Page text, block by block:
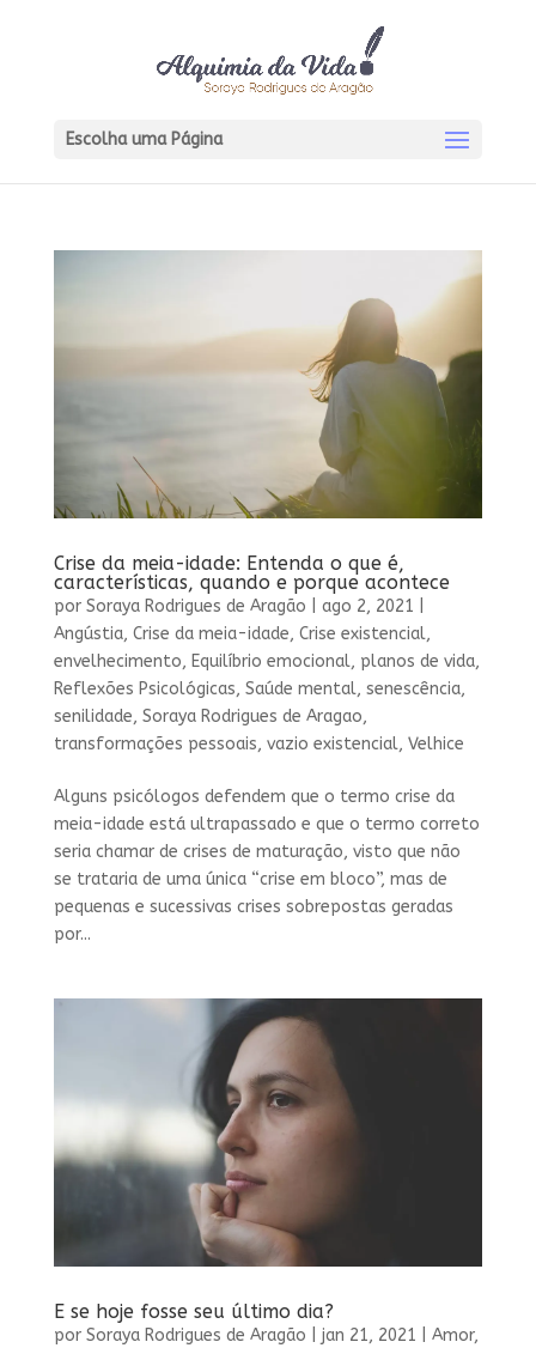
Escolha uma Página
Crise da meia-idade: Entenda o que é,
características, quando e porque acontece
por Soraya Rodrigues de Aragão ago 2, 2021
Angústia, Crise da meia-idade, Crise existencial,
envelhecimento, Equilíbrio emocional, planos de vida,
Reflexões Psicológicas, Saúde mental, senescência,
senilidade, Soraya Rodrigues de Aragao,
transformações pessoais, vazio existencial, Velhice
Alguns psicólogos defendem que o termo crise da
meia-idade está ultrapassado e que o termo correto
seria chamar de crises de maturação, visto que não
se trataria de uma única “crise em bloco”, mas de
pequenas e sucessivas crises sobrepostas geradas
por...
E se hoje fosse seu último dia?
por Soraya Rodrigues de Aragão jan 21, 2021 Amor,